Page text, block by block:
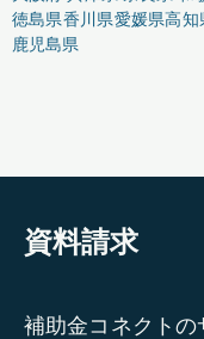
徳島県香川県愛媛県高知
鹿児島県
資料請求
補助金コネクト